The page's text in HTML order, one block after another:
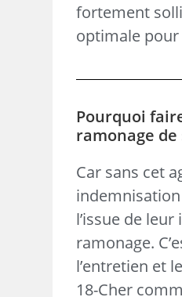
fortement
optimale
Pourquoi
ramonage de
Car sans cet
l’issue de
ramonage.
l’entretien et
18-Cher